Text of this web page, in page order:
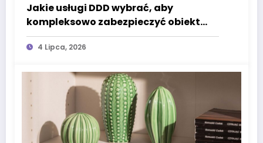
Jakie usługi DDD wybrać, aby
kompleksowo zabezpieczyć obiekt
przed szkodnikami przez cały rok?
4 Lipca, 2026